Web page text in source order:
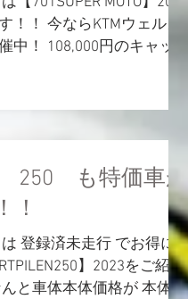
！！ 今ならKTMウェルカ
中！ 108,000円のキャッシ
250 も特価車が
！
登録済未走行 でお得に
】2023をご紹介
と車体本体価格が 本体価